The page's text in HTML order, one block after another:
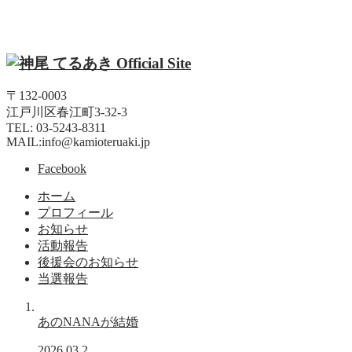
〒132-0003
江戸川区春江町3-32-3
TEL: 03-5243-8311
MAIL:info@kamioteruaki.jp
Facebook
ホーム
プロフィール
お知らせ
活動報告
後援会のお知らせ
当選報告
あのNANAが結婚